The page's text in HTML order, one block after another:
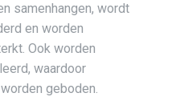
samenhangen, wordt
en worden
Ook worden
waardoor
geboden.